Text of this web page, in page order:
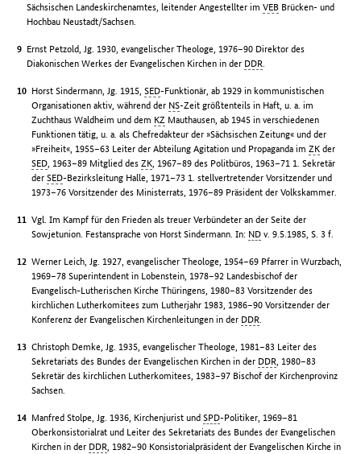
Sächsischen Landeskirchenamtes, leitender Angestellter imVEB Brücken- und
Hochbau Neustadt/Sachsen.
Ernst Petzold, Jg. 1930, evangelischer Theologe, 1976–90 Direktor des
Diakonischen Werkes der Evangelischen Kirchen in der DDR.
Horst Sindermann, Jg. 1915,SED-Funktionär, ab 1929 in kommunistischen
Organisationen aktiv, während der NS-Zeit größtenteils in Haft, u. a. im
Zuchthaus Waldheim und dem KZ Mauthausen, ab 1945 in verschiedenen
Funktionen tätig, u. a. als Chefredakteur der »Sächsischen Zeitung« und der
»Freiheit«, 1955–63 Leiter der Abteilung Agitation und Propaganda imZK der
SED, 1963–89 Mitglied desZK, 1967–89 des Politbüros, 1963–71 1. Sekretär
derSED-Bezirksleitung Halle, 1971–73 1. stellvertretender Vorsitzender und
1973–76 Vorsitzender des Ministerrats, 1976–89 Präsident der Volkskammer.
Vgl. Im Kampf für den Frieden als treuer Verbündeter an der Seite der
Sowjetunion. Festansprache von Horst Sindermann. In: ND v. 9.5.1985, S. 3 f.
Werner Leich, Jg. 1927, evangelischer Theologe, 1954–69 Pfarrer in Wurzbach,
1969–78 Superintendent in Lobenstein, 1978–92 Landesbischof der
Evangelisch-Lutherischen Kirche Thüringens, 1980–83 Vorsitzender des
kirchlichen Lutherkomitees zum Lutherjahr 1983, 1986–90 Vorsitzender der
Konferenz der Evangelischen Kirchenleitungen in der DDR.
Christoph Demke, Jg. 1935, evangelischer Theologe, 1981–83 Leiter des
Sekretariats des Bundes der Evangelischen Kirchen in der DDR, 1980–83
Sekretär des kirchlichen Lutherkomitees, 1983–97 Bischof der Kirchenprovinz
Sachsen.
Manfred Stolpe, Jg. 1936, Kirchenjurist undSPD-Politiker, 1969–81
Oberkonsistorialrat und Leiter des Sekretariats des Bundes der Evangelischen
Kirchen in der DDR, 1982–90 Konsistorialpräsident der Evangelischen Kirche in